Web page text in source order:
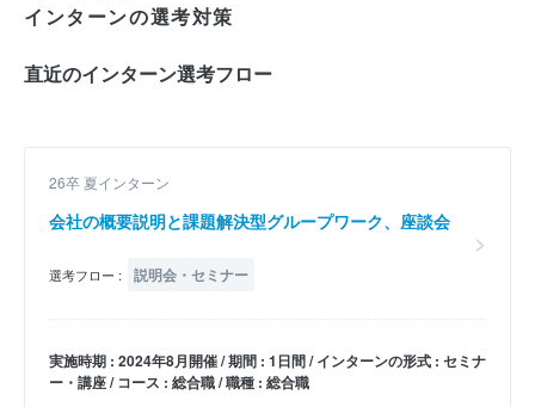
インターンの選考対策
直近のインターン選考フロー
26卒 夏インターン
会社の概要説明と課題解決型グループワーク、座談会
選考フロー : 説明会・セミナー
実施時期 : 2024年8月開催 / 期間 : 1日間 / インターンの形式 : セミナ
ー・講座 / コース : 総合職 / 職種 : 総合職